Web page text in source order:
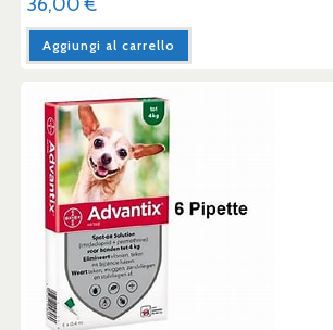
Aggiungi al carrello